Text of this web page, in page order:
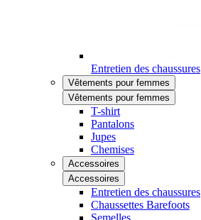
Entretien des chaussures
Vêtements pour femmes
Vêtements pour femmes
T-shirt
Pantalons
Jupes
Chemises
Accessoires
Accessoires
Entretien des chaussures
Chaussettes Barefoots
Semelles